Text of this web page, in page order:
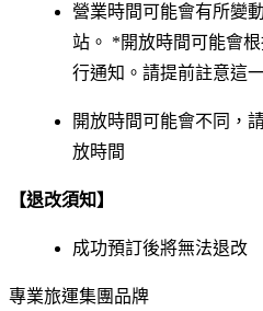
營業時間可能會有所變
站。 *開放時間可能會
行通知。請提前註意這
開放時間可能會不同，
放時間
【退改須知】
成功預訂後將無法退改
專業旅運集團品牌